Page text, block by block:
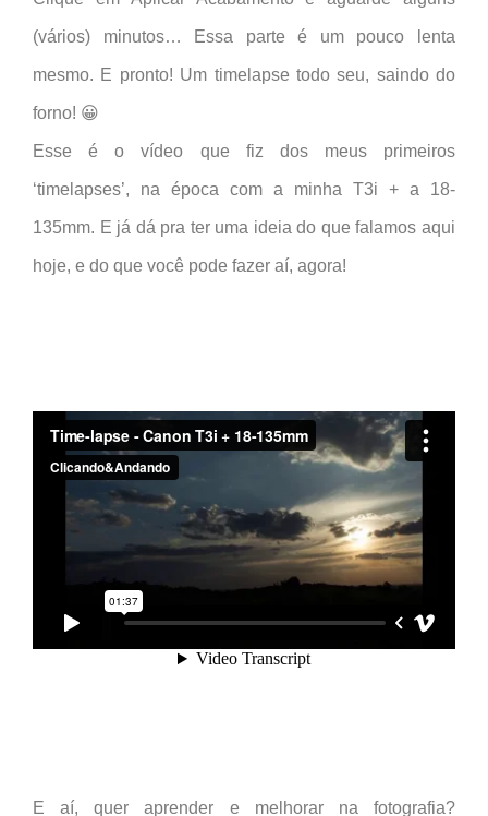
(vários) minutos… Essa parte é um pouco lenta
mesmo. E pronto! Um timelapse todo seu, saindo do
forno! 😀
Esse é o vídeo que fiz dos meus primeiros
‘timelapses’, na época com a minha T3i + a 18-
135mm. E já dá pra ter uma ideia do que falamos aqui
hoje, e do que você pode fazer aí, agora!
E aí, quer aprender e melhorar na fotografia?